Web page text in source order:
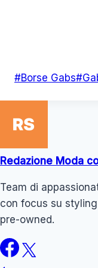
Tag
#Borse Gabs#
Redazione Moda
Team di
con focus su
pre-owned.